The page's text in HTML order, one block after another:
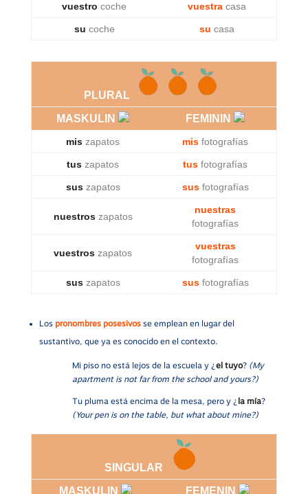
vuestrocoche vuestra casa
su coche su casa
PLURAL
MASKULIN
FEMININ
miszapatos misfotografías
tuszapatos tusfotografías
sus zapatos sus fotografías
nuestros zapatos
nuestras
fotografías
vuestroszapatos
vuestras
fotografías
sus zapatos sus fotografías
Los pronombres posesivosse emplean en lugar del
sustantivo, que ya es conocido en el contexto.
Mi piso no está lejos de la escuela y ¿el tuyo? (My
apartment is not far from the school and yours?)
Tu pluma está encima de la mesa, pero y ¿ la mía?
(Your pen is on the table, but what about mine?)
SINGULAR
MASKULIN
FEMENIN